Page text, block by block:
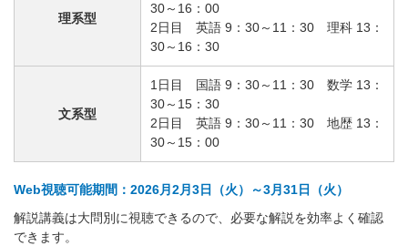
理系型
30～16：00
2日目 英語 9：30～11：30 理科 13：
30～16：30
文系型
1日目 国語 9：30～11：30 数学 13：
30～15：30
2日目 英語 9：30～11：30 地歴 13：
30～15：00
Web視聴可能期間：2026月2月3日（火）～3月31日（火）
解説講義は大問別に視聴できるので、必要な解説を効率よく確認
できます。